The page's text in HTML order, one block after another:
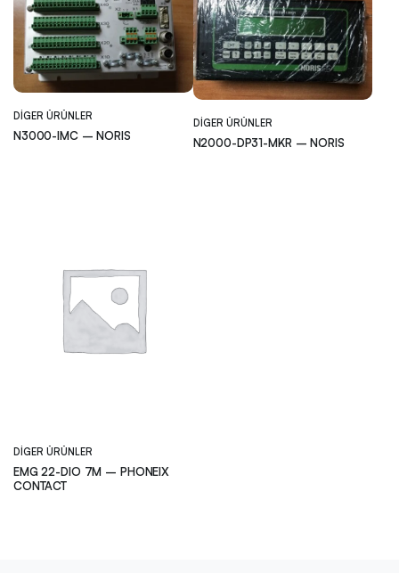
DIGER ÜRÜNLER
N3000-IMC – NORIS
DIGER ÜRÜNLER
N2000-DP31-MKR – NORIS
DIGER ÜRÜNLER
EMG 22-DIO 7M – PHONEIX
CONTACT